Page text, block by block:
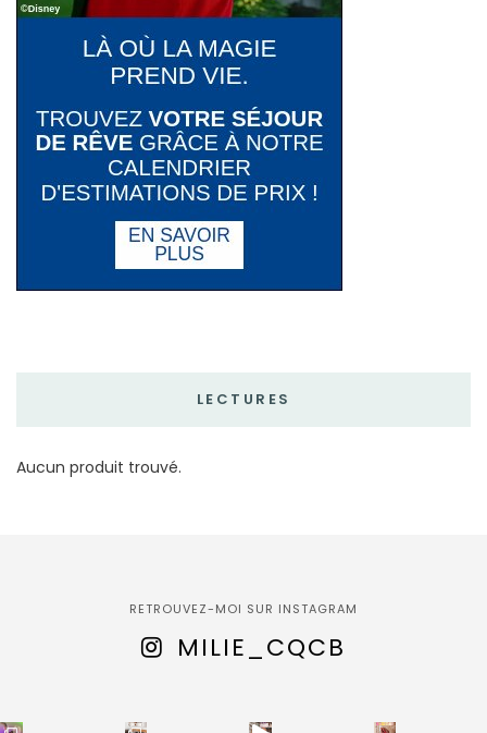
LECTURES
Aucun produit trouvé.
RETROUVEZ-MOI SUR INSTAGRAM
MILIE_CQCB